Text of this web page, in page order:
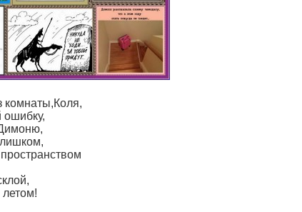
комнаты,Коля,
летом!